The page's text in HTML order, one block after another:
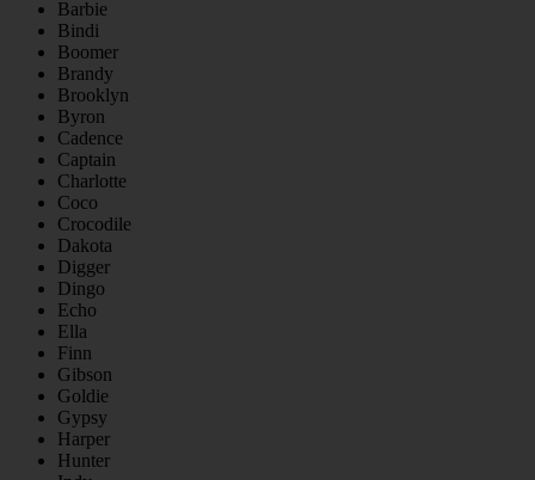
Barbie
Bindi
Boomer
Brandy
Brooklyn
Byron
Cadence
Captain
Charlotte
Coco
Crocodile
Dakota
Digger
Dingo
Echo
Ella
Finn
Gibson
Goldie
Gypsy
Harper
Hunter